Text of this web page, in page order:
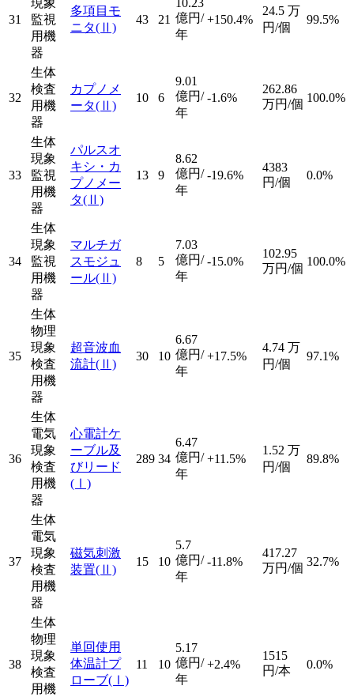
31
現象
監視
用機
器
多項目モ
ニタ(Ⅱ)
43 21
10.23
億円/
年
+150.4%
24.5 万
円/個
99.5%
32
生体
検査
用機
器
カプノメ
ータ(Ⅱ)
10 6
9.01
億円/
年
-1.6%
262.86
万円/個 100.0%
33
生体
現象
監視
用機
器
パルスオ
キシ・カ
プノメー
タ(Ⅱ)
13 9
8.62
億円/
年
-19.6%
4383
円/個
0.0%
34
生体
現象
監視
用機
器
マルチガ
スモジュ
ール(Ⅱ)
8 5
7.03
億円/
年
-15.0%
102.95
万円/個
100.0%
35
生体
物理
現象
検査
用機
器
超音波血
流計(Ⅱ)
30 10
6.67
億円/
年
+17.5%
4.74 万
円/個
97.1%
36
生体
電気
現象
検査
用機
器
心電計ケ
ーブル及
びリード
(Ⅰ)
289 34
6.47
億円/
年
+11.5%
1.52 万
円/個
89.8%
37
生体
電気
現象
検査
用機
器
磁気刺激
装置(Ⅱ)
15 10
5.7
億円/
年
-11.8%
417.27
万円/個 32.7%
38
生体
物理
現象
検査
用機
単回使用
体温計プ
ローブ(Ⅰ)
11 10
5.17
億円/
年
+2.4%
1515
円/本
0.0%